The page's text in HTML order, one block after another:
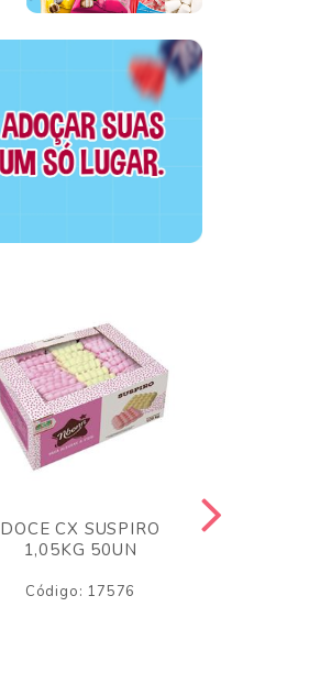
DOCE CX SUSPIRO
1,05KG 50UN
Código: 17576